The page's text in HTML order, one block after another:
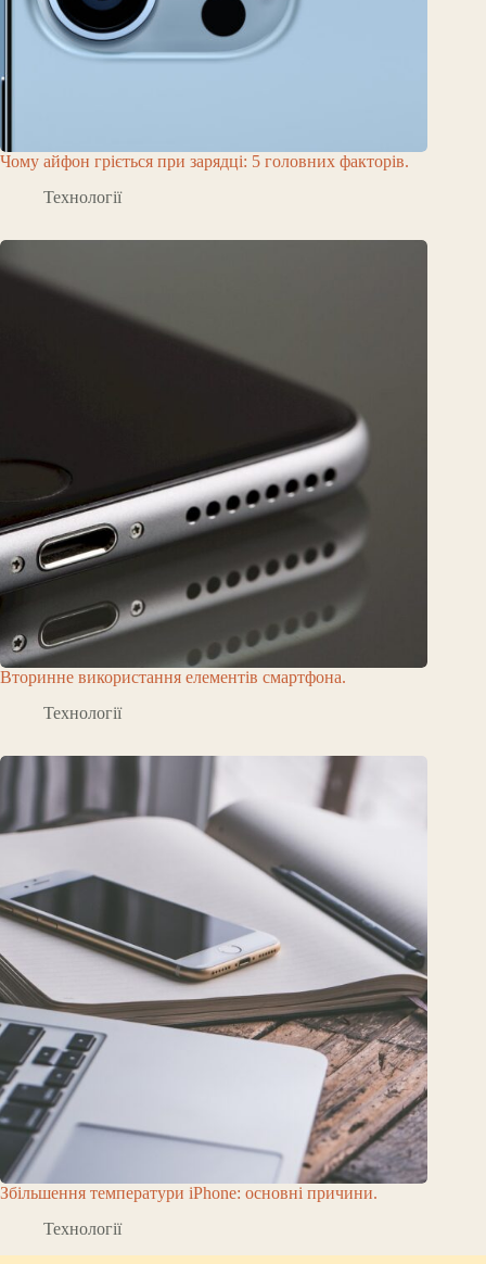
Чому айфон гріється при зарядці: 5 головних факторів.
Технології
Вторинне використання елементів смартфона.
Технології
Збільшення температури iPhone: основні причини.
Технології